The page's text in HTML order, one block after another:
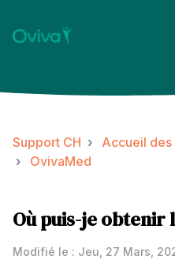
Support CH Accueil des
OvivaMed
Où puis-je obtenir
Modifié le : Jeu, 27 Mars,